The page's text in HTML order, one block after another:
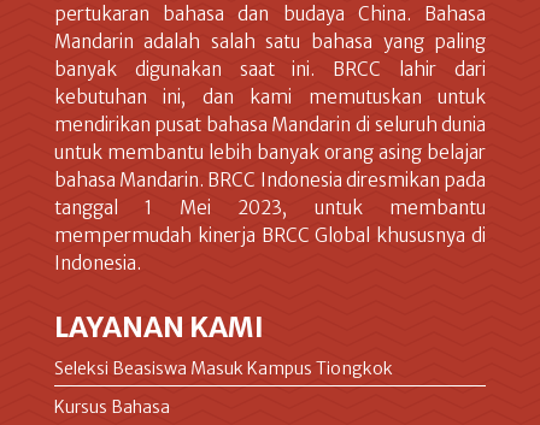
pertukaran bahasa dan budaya China. Bahasa
Mandarin adalah salah satu bahasa yang paling
banyak digunakan saat ini. BRCC lahir dari
kebutuhan ini, dan kami memutuskan untuk
mendirikan pusat bahasa Mandarin di seluruh dunia
untuk membantu lebih banyak orang asing belajar
bahasa Mandarin. BRCC Indonesia diresmikan pada
tanggal 1 Mei 2023, untuk membantu
mempermudah kinerja BRCC Global khususnya di
Indonesia.
LAYANAN KAMI
Seleksi Beasiswa Masuk Kampus Tiongkok
Kursus Bahasa